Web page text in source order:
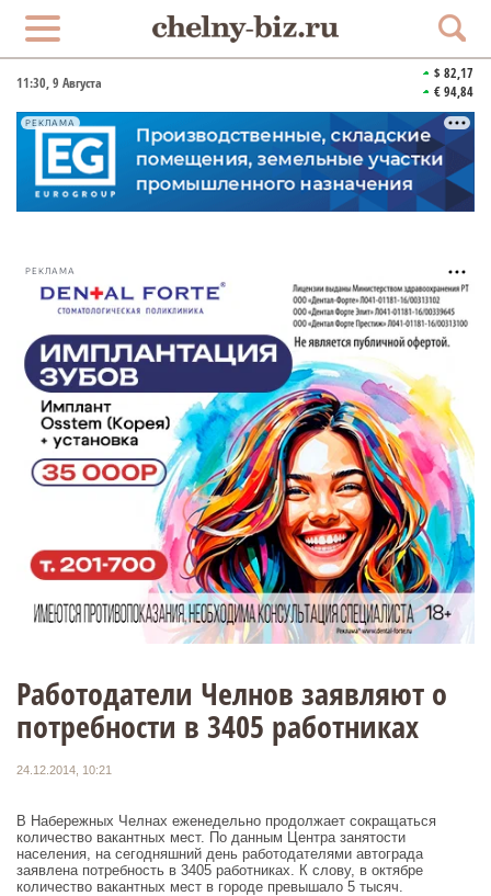
11:30, 9 Августа
$ 82,17
€ 94,84
РЕКЛАМА
РЕКЛАМА
Работодатели Челнов заявляют о
потребности в 3405 работниках
24.12.2014, 10:21
В Набережных Челнах еженедельно продолжает сокращаться
количество вакантных мест. По данным Центра занятости
населения, на сегодняшний день работодателями автограда
заявлена потребность в 3405 работниках. К слову, в октябре
количество вакантных мест в городе превышало 5 тысяч.